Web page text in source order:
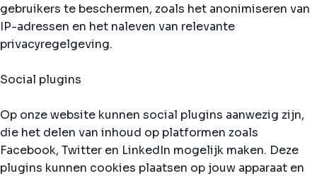
gebruikers te beschermen, zoals het anonimiseren van
IP-adressen en het naleven van relevante
privacyregelgeving.
Social plugins
Op onze website kunnen social plugins aanwezig zijn,
die het delen van inhoud op platformen zoals
Facebook, Twitter en LinkedIn mogelijk maken. Deze
plugins kunnen cookies plaatsen op jouw apparaat en